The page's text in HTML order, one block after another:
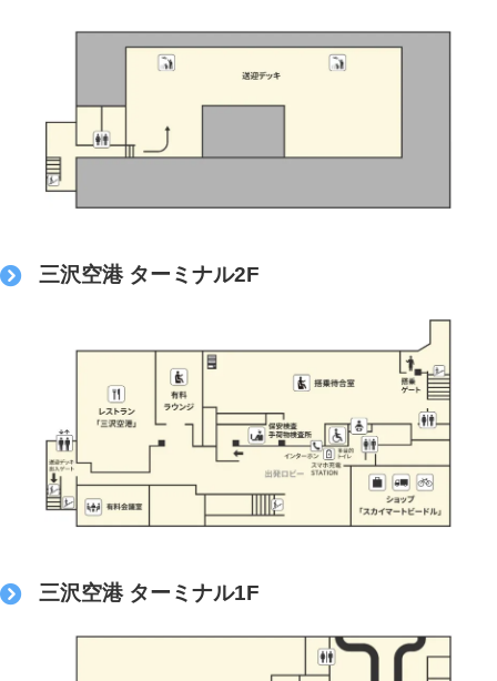
三沢空港 ターミナル2F
三沢空港 ターミナル1F